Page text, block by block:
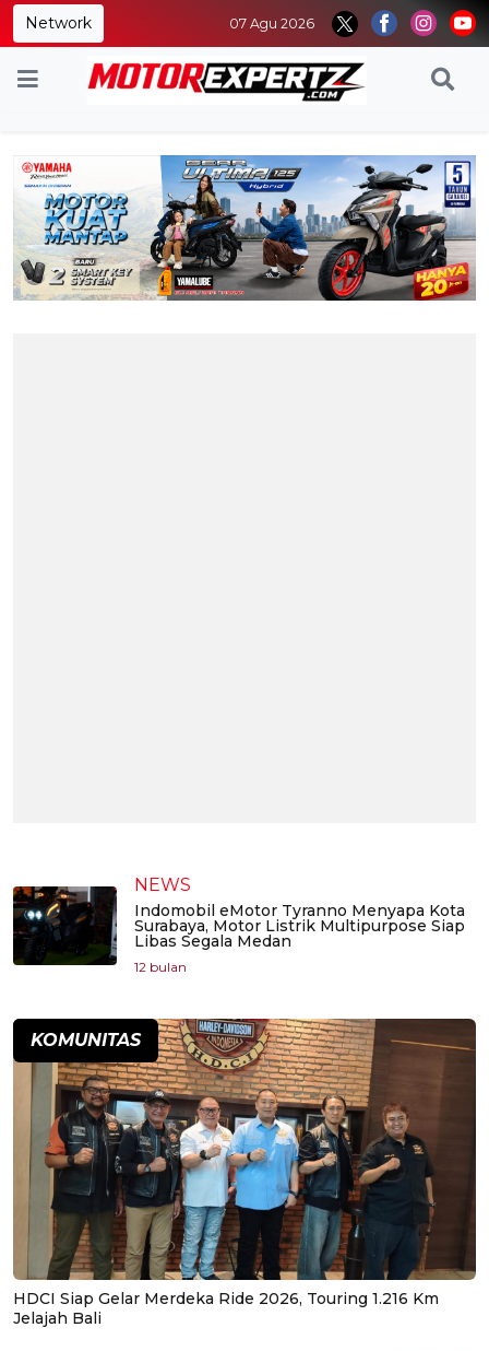
Network 07 Agu 2026
NEWS
Indomobil eMotor Tyranno Menyapa Kota
Surabaya, Motor Listrik Multipurpose Siap
Libas Segala Medan
12 bulan
KOMUNITAS
HDCI Siap Gelar Merdeka Ride 2026, Touring 1.216 Km
Jelajah Bali